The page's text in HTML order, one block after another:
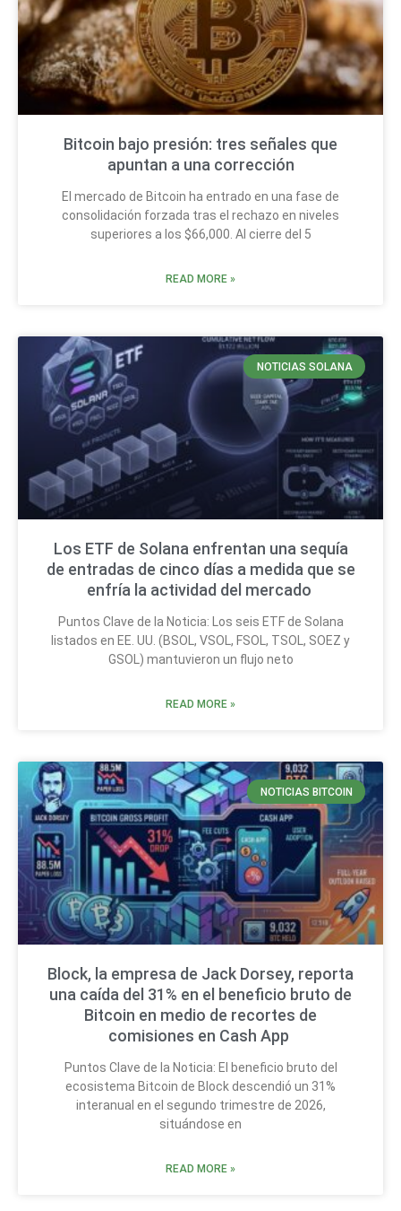
Bitcoin bajo presión: tres señales que
apuntan a una corrección
El mercado de Bitcoin ha entrado en una fase de
consolidación forzada tras el rechazo en niveles
superiores a los $66,000. Al cierre del 5
READ MORE »
NOTICIAS SOLANA
Los ETF de Solana enfrentan una sequía
de entradas de cinco días a medida que se
enfría la actividad del mercado
Puntos Clave de la Noticia: Los seis ETF de Solana
listados en EE. UU. (BSOL, VSOL, FSOL, TSOL, SOEZ y
GSOL) mantuvieron un flujo neto
READ MORE »
NOTICIAS BITCOIN
Block, la empresa de Jack Dorsey, reporta
una caída del 31% en el beneficio bruto de
Bitcoin en medio de recortes de
comisiones en Cash App
Puntos Clave de la Noticia: El beneficio bruto del
ecosistema Bitcoin de Block descendió un 31%
interanual en el segundo trimestre de 2026,
situándose en
READ MORE »